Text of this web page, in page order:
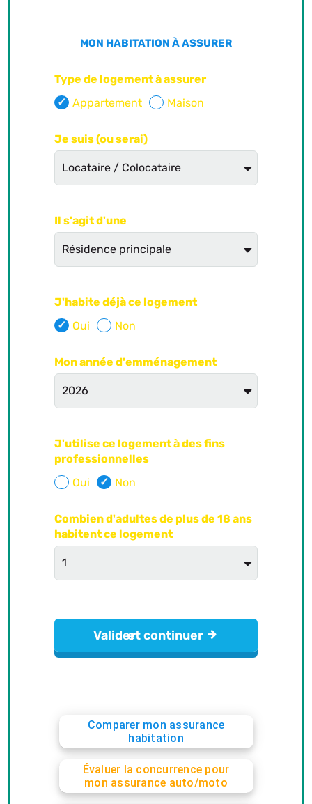
Comparer mon assurance
habitation
Évaluer la concurrence pour
mon assurance auto/moto